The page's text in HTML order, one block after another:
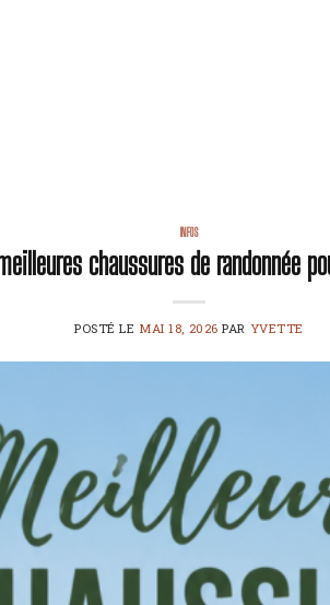
INFOS
chaussures de randonnée
POSTÉ LE MAI 18, 2026 PAR YVETTE